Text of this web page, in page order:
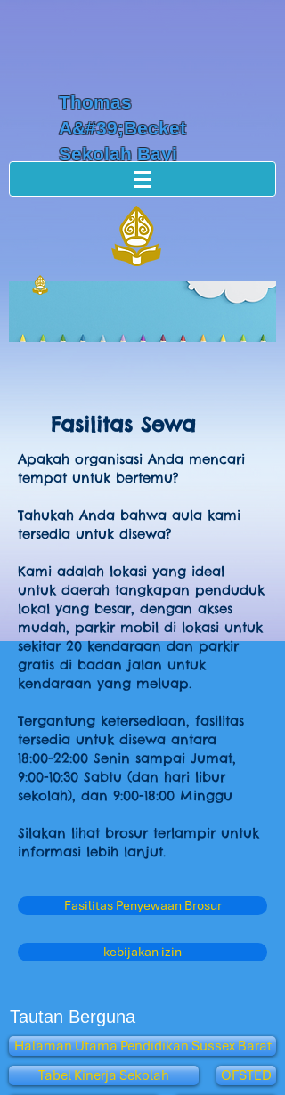
Thomas
A&#39;Becket
Sekolah Bayi
Fasilitas Sewa
Apakah organisasi Anda mencari
tempat untuk bertemu?
Tahukah Anda bahwa aula kami
tersedia untuk disewa?
Kami adalah lokasi yang ideal
untuk daerah tangkapan penduduk
lokal yang besar, dengan akses
mudah, parkir mobil di lokasi untuk
sekitar 20 kendaraan dan parkir
gratis di badan jalan untuk
kendaraan yang meluap.
Tergantung ketersediaan, fasilitas
tersedia untuk disewa antara
18:00-22:00 Senin sampai Jumat,
9:00-10:30 Sabtu (dan hari libur
sekolah), dan 9:00-18:00 Minggu
Silakan lihat brosur terlampir untuk
informasi lebih lanjut.
Fasilitas Penyewaan Brosur
kebijakan izin
Tautan Berguna
Halaman Utama Pendidikan Sussex Barat
Tabel Kinerja Sekolah
OFSTED